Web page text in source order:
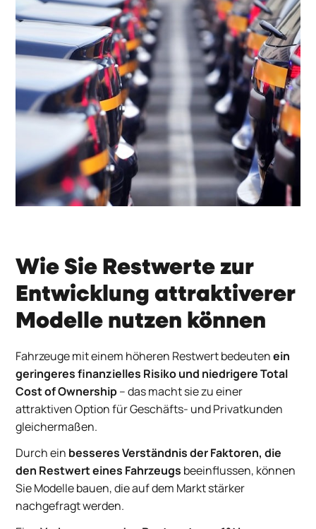
Wie Sie Restwerte zur
Entwicklung attraktiverer
Modelle nutzen können
Fahrzeuge mit einem höheren Restwert bedeutenein
geringeres finanzielles Risiko und niedrigere Total
Cost of Ownership– das macht sie zu einer
attraktiven Option für Geschäfts- und Privatkunden
gleichermaßen.
Durch ein besseres Verständnis der Faktoren, die
den Restwert eines Fahrzeugs beeinflussen, können
Sie Modelle bauen, die auf dem Markt stärker
nachgefragt werden.